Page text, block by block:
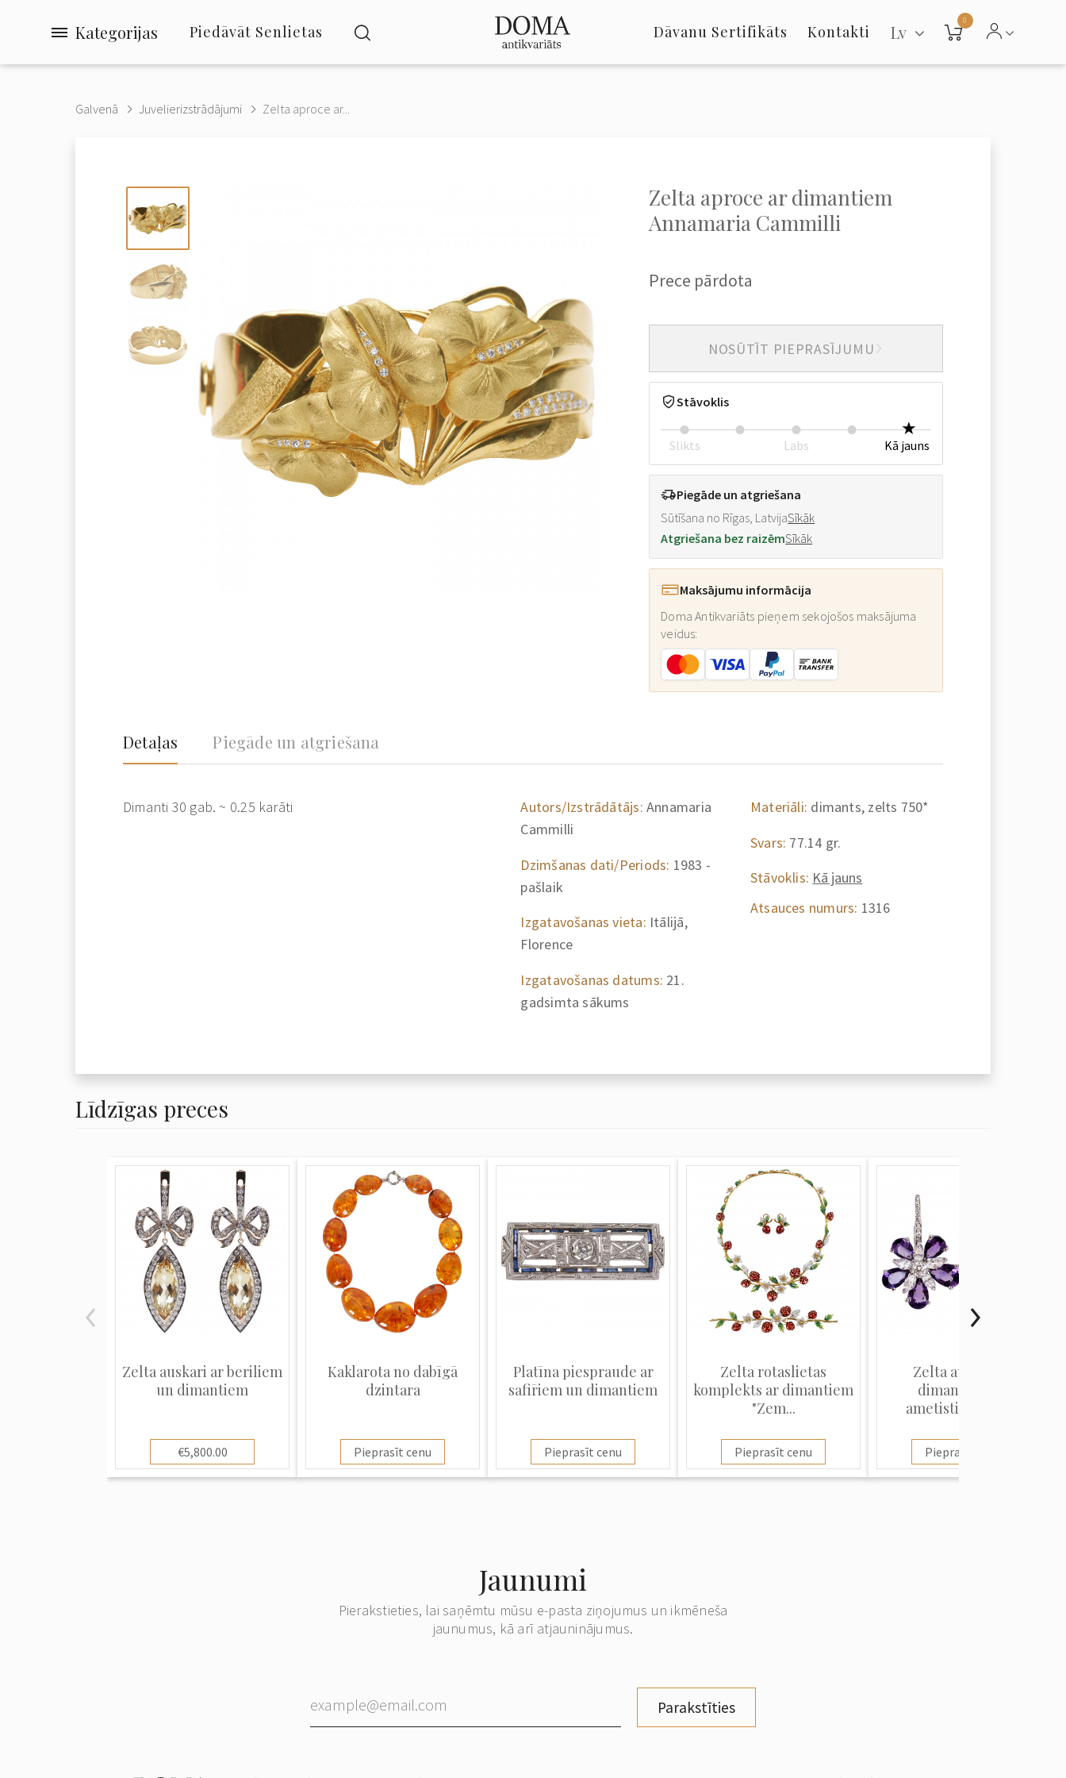
Kategorijas Piedāvāt Senlietas Dāvanu Sertifikāts Kontakti Lv
0
Galvenā Juvelierizstrādājumi Zelta aproce ar...
Zelta aproce ar dimantiem
Annamaria Cammilli
Prece pārdota
NOSŪTĪT PIEPRASĪJUMU
Stāvoklis
Slikts Labs Kā jauns
Piegāde un atgriešana
Sūtīšana no Rīgas, LatvijaSīkāk
Atgriešana bez raizēmSīkāk
Maksājumu informācija
Doma Antikvariāts pieņem sekojošos maksājuma
veidus:
Detaļas Piegāde un atgriešana
Dimanti 30 gab. ~ 0.25 karāti Autors/Izstrādātājs: Annamaria
Cammilli
Dzimšanas dati/Periods: 1983 -
pašlaik
Izgatavošanas vieta: Itālijā,
Florence
Izgatavošanas datums: 21.
gadsimta sākums
Materiāli: dimants, zelts 750*
Svars: 77.14 gr.
Stāvoklis: Kā jauns
Atsauces numurs: 1316
Līdzīgas preces
Zelta auskari ar beriliem
un dimantiem
€5,800.00
Kaklarota no dabīgā
dzintara
Pieprasīt cenu
Platīna piespraude ar
safīriem un dimantiem
Pieprasīt cenu
Zelta rotaslietas
komplekts ar dimantiem
"Zem...
Pieprasīt cenu
Zelta auskari ar
dimantiem un
ametistiem "Luc...
Pieprasīt cenu
Jaunumi
Pierakstieties, lai saņēmtu mūsu e-pasta ziņojumus un ikmēneša
jaunumus, kā arī atjauninājumus.
Parakstīties